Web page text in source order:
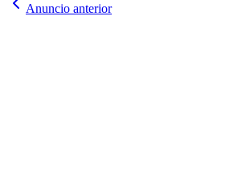
Anuncio anterior